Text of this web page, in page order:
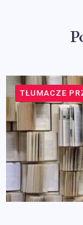
TŁUMACZE